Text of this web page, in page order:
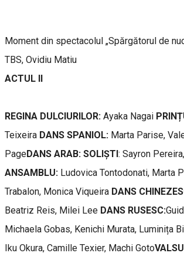
Moment din spectacolul „Spărgătorul de
TBS, Ovidiu Matiu
ACTUL II
REGINA DULCIURILOR: Ayaka Nagai
Teixeira DANS SPANIOL: Marta Parise,
PageDANS ARAB: SOLIȘTI: Sayron
ANSAMBLU: Ludovica Tontodonati, Marta
Trabalon, Monica Viqueira DANS
Beatriz Reis, Milei Lee DANS RUSESC:
Michaela Gobas, Kenichi Murata, Luminița
Iku Okura, Camille Texier, Machi Goto